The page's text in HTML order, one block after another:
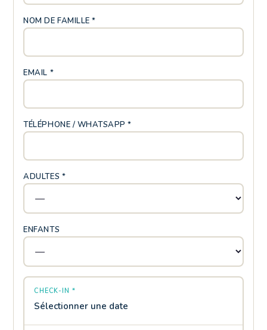
NOM DE FAMILLE *
EMAIL *
TÉLÉPHONE / WHATSAPP *
ADULTES *
ENFANTS
CHECK-IN *
Sélectionner une date